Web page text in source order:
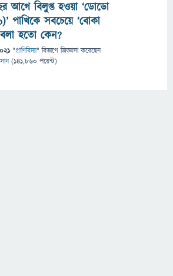
আগে বিলুপ্ত হওয়া ‘ডোডো
পাখিকে সবচেয়ে ‘বোকা
বলা হতো কেন?
"প্রাণিবিদ্যা" বিভাগে জিজ্ঞাসাকরেছেন
(141,860 পয়েন্ট)